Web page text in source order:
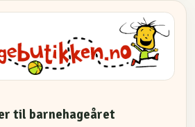
til barnehageåret